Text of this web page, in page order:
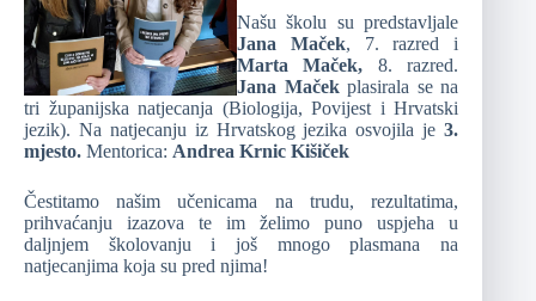
Našu školu su predstavljale
Jana Maček, 7. razred i
Marta Maček, 8. razred.
Jana Mačekplasirala se na
tri županijska natjecanja (Biologija, Povijest i Hrvatski
jezik). Na natjecanju iz Hrvatskog jezika osvojila je3.
mjesto. Mentorica: Andrea Krnic Kišiček
Čestitamo našim učenicama na trudu, rezultatima,
prihvaćanju izazova te im želimo puno uspjeha u
daljnjem školovanju i još mnogo plasmana na
natjecanjima koja su pred njima!